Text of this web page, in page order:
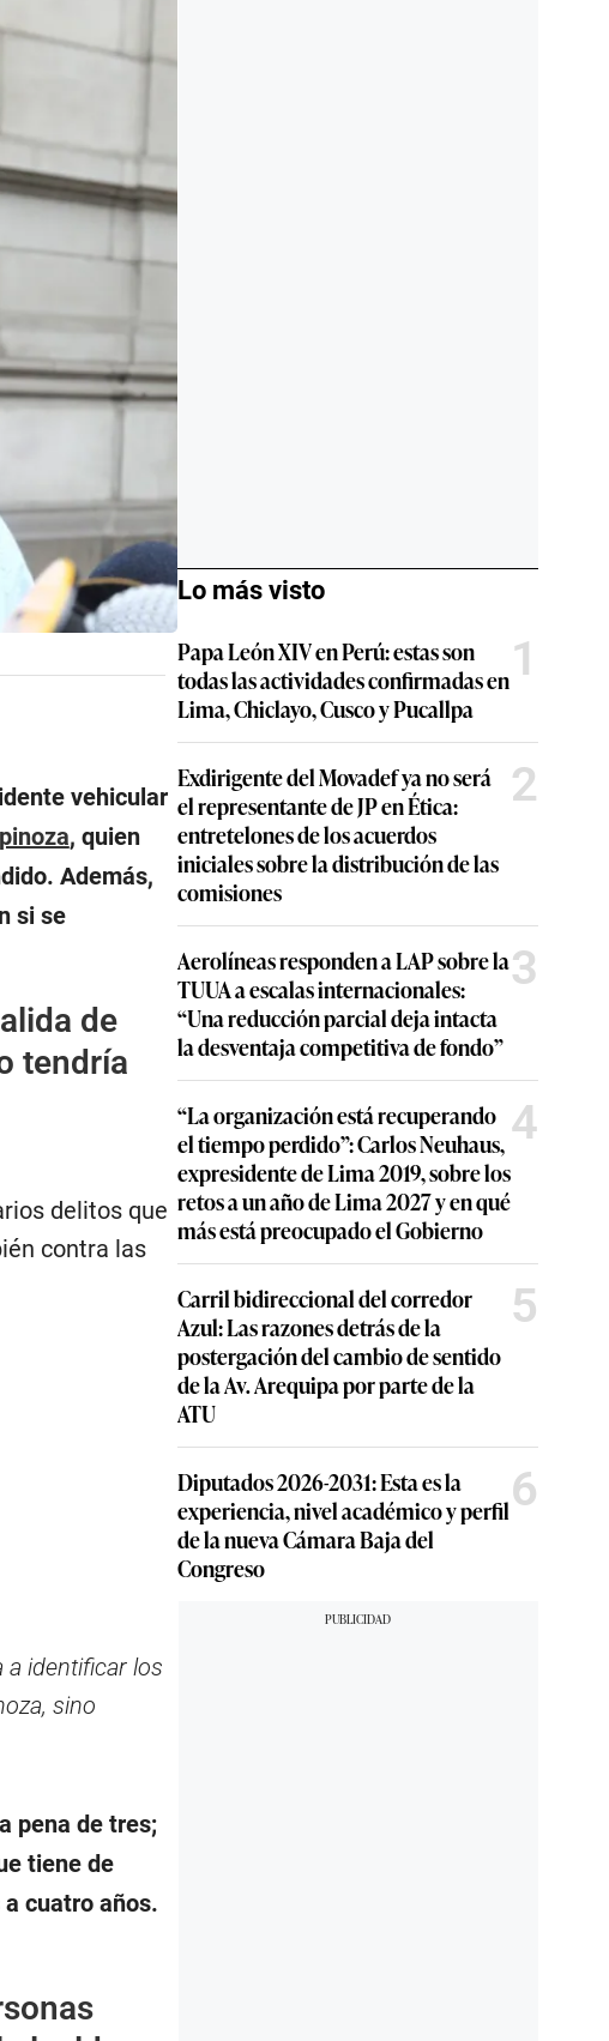
vehicular
, quien
Además,
si se
de
tendría
delitos que
contra las
a identificar los
sino
pena de tres;
tiene de
cuatro años.
Lo más visto
Papa León XIV en Perú: estas son
todas las actividades confirmadas en
Lima, Chiclayo, Cusco y Pucallpa
1
Exdirigente del Movadef ya no será
el representante de JP en Ética:
entretelones de los acuerdos
iniciales sobre la distribución de las
comisiones
2
Aerolíneas responden a LAP sobre la
TUUA a escalas internacionales:
“Una reducción parcial deja intacta
la desventaja competitiva de fondo”
3
“La organización está recuperando
el tiempo perdido”: Carlos Neuhaus,
expresidente de Lima 2019, sobre los
retos a un año de Lima 2027 y en qué
más está preocupado el Gobierno
4
Carril bidireccional del corredor
Azul: Las razones detrás de la
postergación del cambio de sentido
de la Av. Arequipa por parte de la
ATU
5
Diputados 2026-2031: Esta es la
experiencia, nivel académico y perfil
de la nueva Cámara Baja del
Congreso
6